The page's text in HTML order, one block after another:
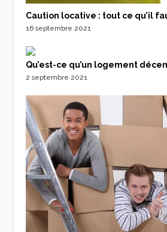
Caution locative : tout ce qu’il
16 septembre 2021
Qu’est-ce qu’un logement
2 septembre 2021